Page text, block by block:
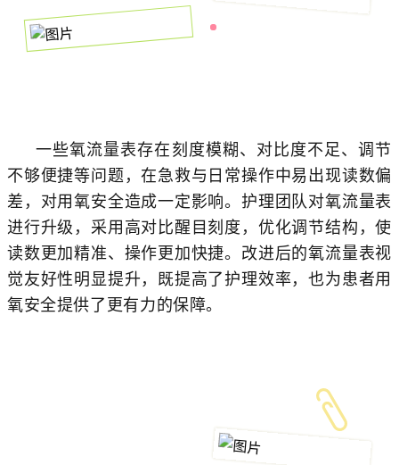
一些氧流量表存在刻度模糊、对比度不足、调节
不够便捷等问题，在急救与日常操作中易出现读数偏
差，对用氧安全造成一定影响。护理团队对氧流量表
进行升级，采用高对比醒目刻度，优化调节结构，使
读数更加精准、操作更加快捷。改进后的氧流量表视
觉友好性明显提升，既提高了护理效率，也为患者用
氧安全提供了更有力的保障。